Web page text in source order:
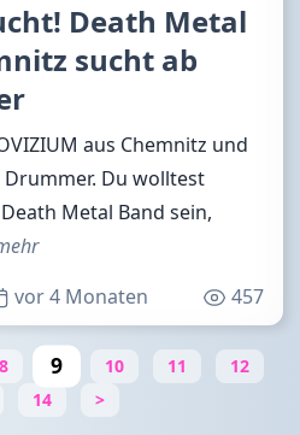
Death Metal
sucht ab
aus Chemnitz und
Du wolltest
Metal Band sein,
vor 4 Monaten 457
8 9 10 11
12
14 >